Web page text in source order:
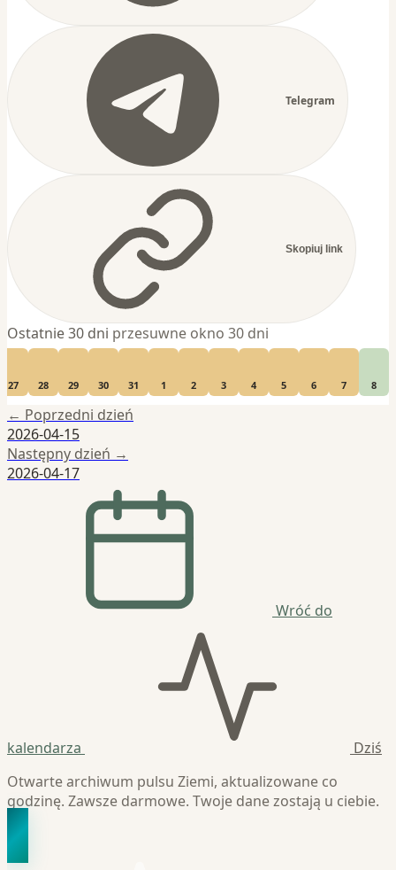
Telegram
Skopiuj link
Ostatnie 30 dni przesuwne okno 30 dni
27 28 29 30 31 1 2 3 4 5 6 7 8
← Poprzedni dzień
2026-04-15
Następny dzień →
2026-04-17
Wróć do
kalendarza
Dziś
Otwarte archiwum pulsu Ziemi, aktualizowane co
godzinę. Zawsze darmowe. Twoje dane zostają u ciebie.